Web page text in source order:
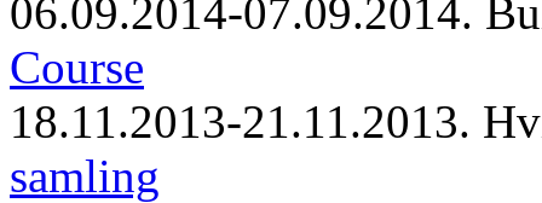
06.09.2014-07.09.2014.
Course
18.11.2013-21.11.2013.
samling